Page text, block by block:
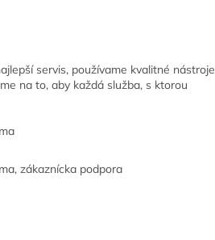
servis, používame kvalitné nástroje
na to, aby každá služba, s ktorou
zákaznícka podpora